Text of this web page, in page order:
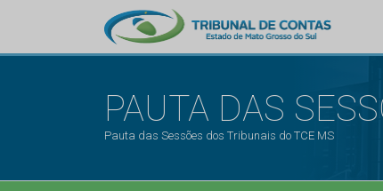
PAUTA DAS
Pauta das Sessões dos Tribunais do TCE MS